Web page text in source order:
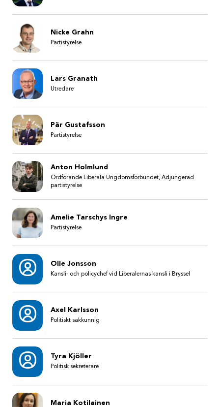
Nicke Grahn
Partistyrelse
Lars Granath
Utredare
Pär Gustafsson
Partistyrelse
Anton Holmlund
Ordförande Liberala Ungdomsförbundet, Adjungerad
partistyrelse
Amelie Tarschys Ingre
Partistyrelse
Olle Jonsson
Kansli- och policychef vid Liberalernas kansli i Bryssel
Axel Karlsson
Politiskt sakkunnig
Tyra Kjöller
Politisk sekreterare
Maria Kotilainen